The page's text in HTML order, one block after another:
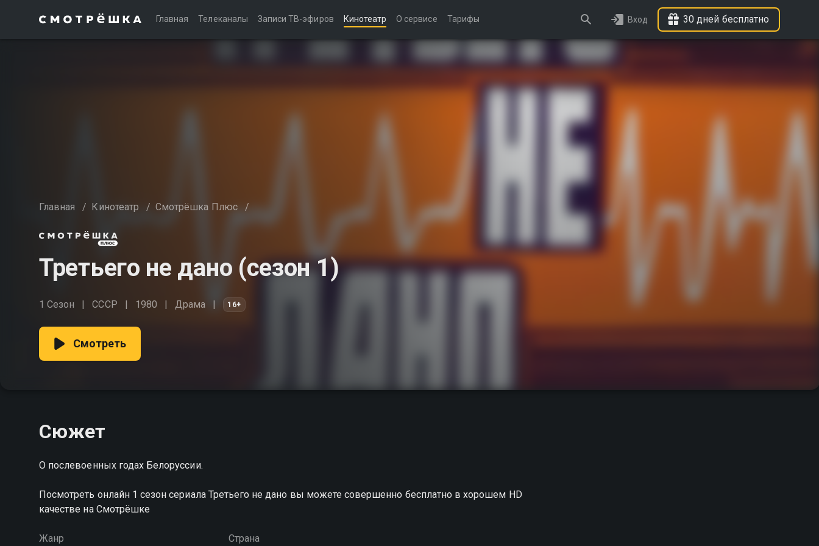
Главная Телеканалы Записи ТВ-эфиров Кинотеатр О сервисе Тарифы Вход 30 дней бесплатно
Главная / Кинотеатр / Смотрёшка Плюс /
Третьего не дано (сезон 1)
1 Сезон СССР 1980 Драма 16+
Смотреть
Сюжет
О послевоенных годах Белоруссии.
Посмотреть онлайн 1 сезон сериала Третьего не дано вы можете совершенно бесплатно в хорошем HD
качестве на Смотрёшке
Жанр Страна